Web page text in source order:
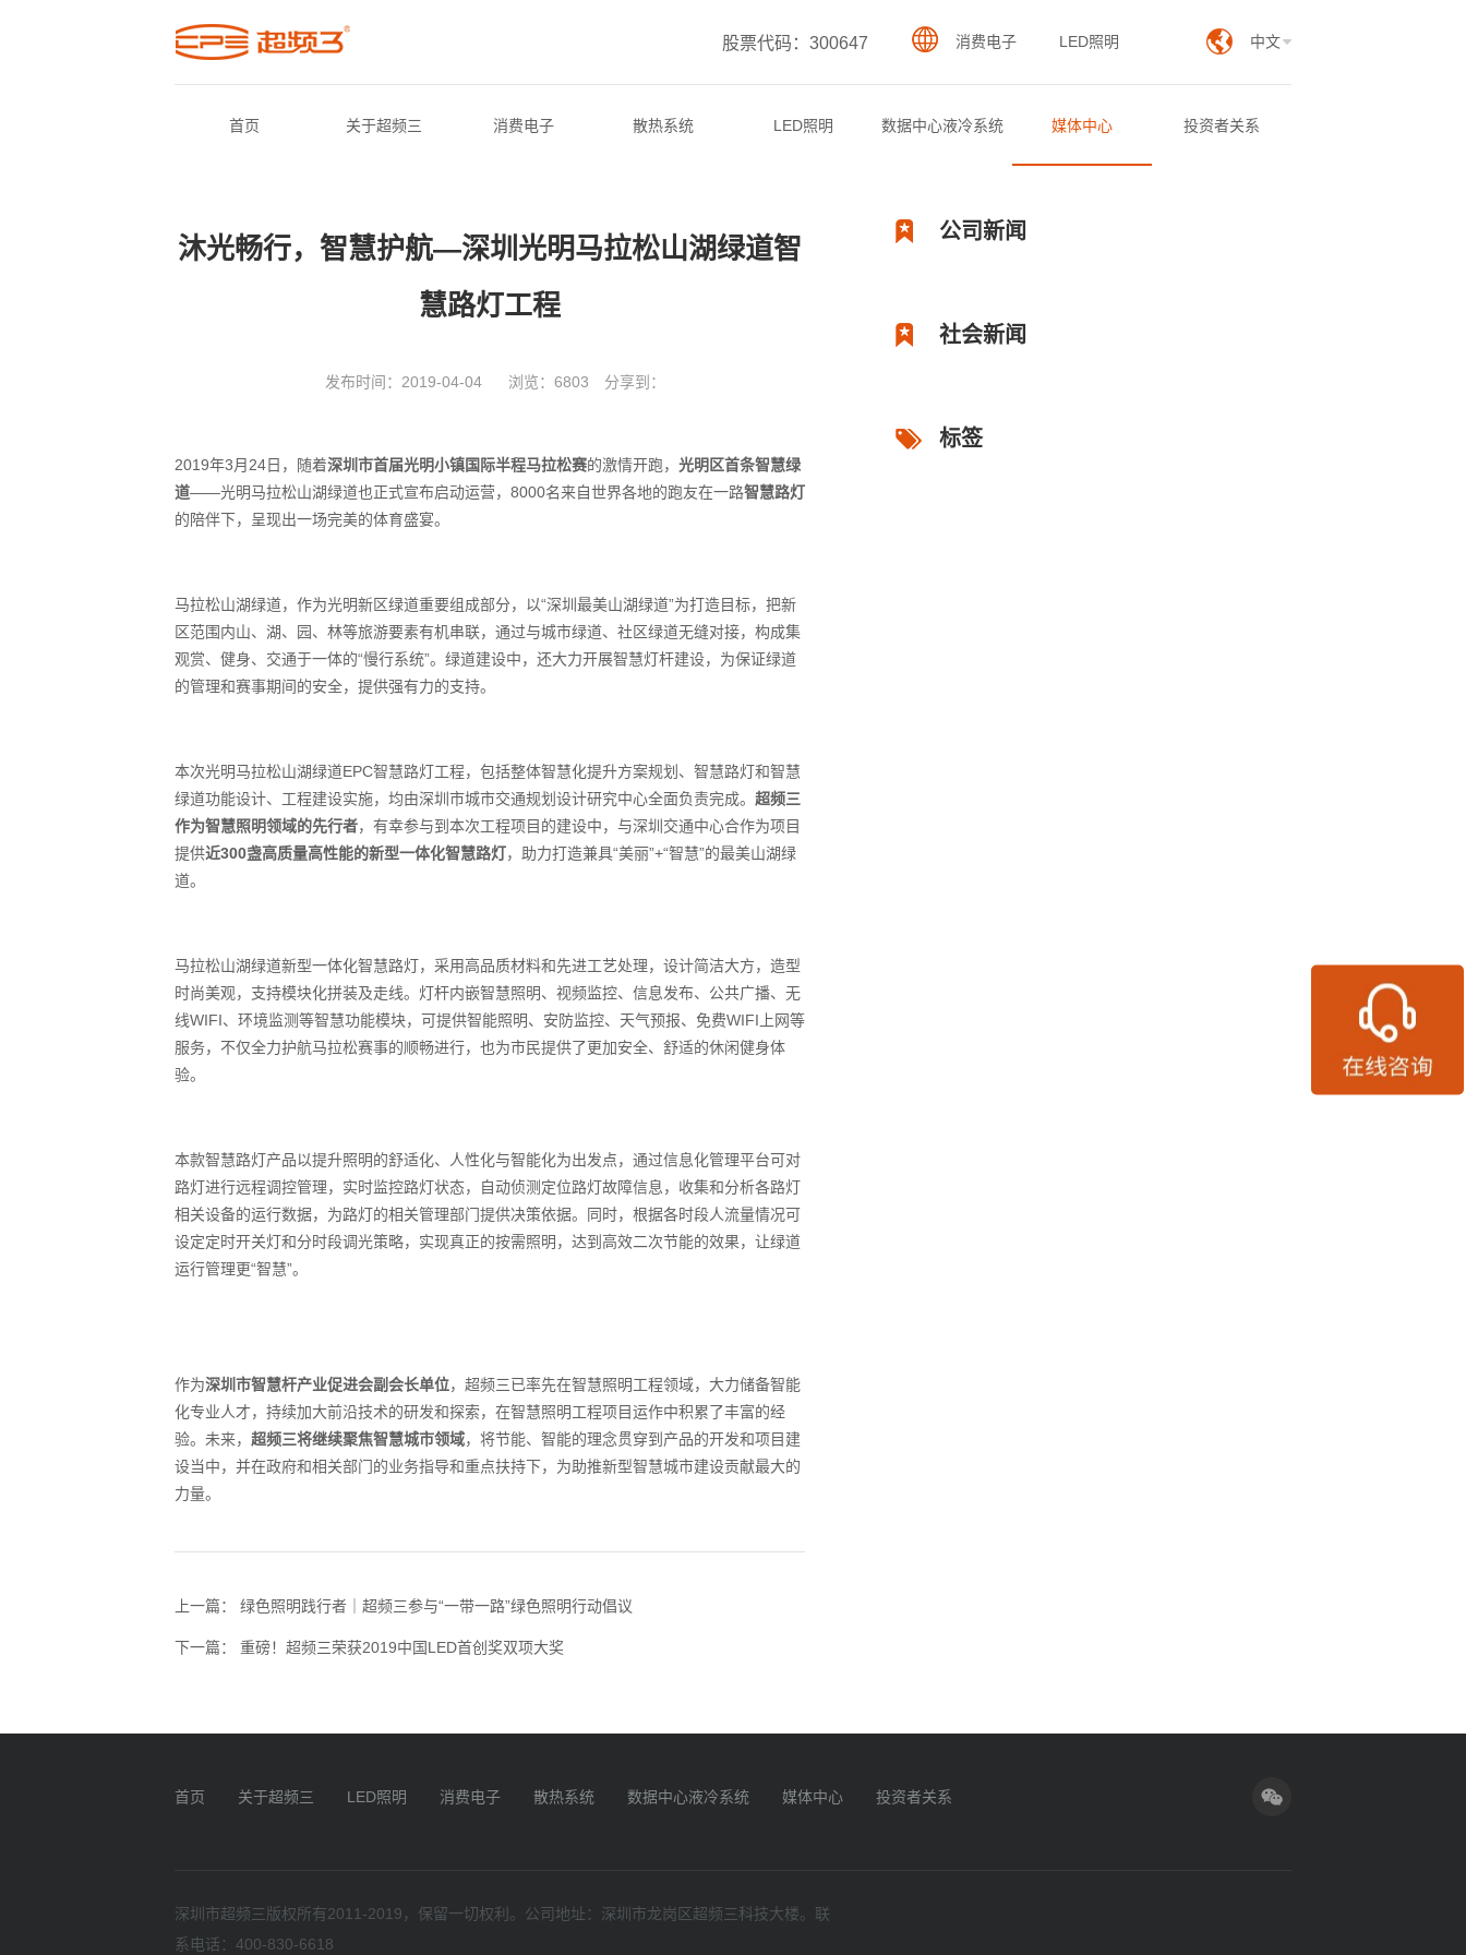
股票代码：300647 消费电子 LED照明 中文
首页 关于超频三 消费电子 散热系统 LED照明 数据中心液冷系统 媒体中心 投资者关系
公司新闻
社会新闻
标签
沐光畅行，智慧护航—深圳光明马拉松山湖绿道智
慧路灯工程
发布时间：2019-04-04 浏览：6803 分享到：
2019年3月24日，随着深圳市首届光明小镇国际半程马拉松赛的激情开跑， 光明区首条智慧绿
道——光明马拉松山湖绿道也正式宣布启动运营，8000名来自世界各地的跑友在一路智慧路灯
的陪伴下，呈现出一场完美的体育盛宴。
马拉松山湖绿道，作为光明新区绿道重要组成部分，以“深圳最美山湖绿道”为打造目标，把新
区范围内山、湖、园、林等旅游要素有机串联，通过与城市绿道、社区绿道无缝对接，构成集
观赏、健身、交通于一体的“慢行系统”。绿道建设中，还大力开展智慧灯杆建设，为保证绿道
的管理和赛事期间的安全，提供强有力的支持。
本次光明马拉松山湖绿道EPC智慧路灯工程，包括整体智慧化提升方案规划、智慧路灯和智慧
绿道功能设计、工程建设实施，均由深圳市城市交通规划设计研究中心全面负责完成。 超频三
作为智慧照明领域的先行者，有幸参与到本次工程项目的建设中，与深圳交通中心合作为项目
提供近300盏高质量高性能的新型一体化智慧路灯，助力打造兼具“美丽”+“智慧”的最美山湖绿
道。
马拉松山湖绿道新型一体化智慧路灯，采用高品质材料和先进工艺处理，设计简洁大方，造型
时尚美观，支持模块化拼装及走线。灯杆内嵌智慧照明、视频监控、信息发布、公共广播、无
线WIFI、环境监测等智慧功能模块，可提供智能照明、安防监控、天气预报、免费WIFI上网等
服务，不仅全力护航马拉松赛事的顺畅进行，也为市民提供了更加安全、舒适的休闲健身体
验。
本款智慧路灯产品以提升照明的舒适化、人性化与智能化为出发点，通过信息化管理平台可对
路灯进行远程调控管理，实时监控路灯状态，自动侦测定位路灯故障信息，收集和分析各路灯
相关设备的运行数据，为路灯的相关管理部门提供决策依据。同时，根据各时段人流量情况可
设定定时开关灯和分时段调光策略，实现真正的按需照明，达到高效二次节能的效果，让绿道
运行管理更“智慧”。
作为深圳市智慧杆产业促进会副会长单位，超频三已率先在智慧照明工程领域，大力储备智能
化专业人才，持续加大前沿技术的研发和探索，在智慧照明工程项目运作中积累了丰富的经
验。未来， 超频三将继续聚焦智慧城市领域，将节能、智能的理念贯穿到产品的开发和项目建
设当中，并在政府和相关部门的业务指导和重点扶持下，为助推新型智慧城市建设贡献最大的
力量。
上一篇： 绿色照明践行者｜超频三参与“一带一路”绿色照明行动倡议
下一篇： 重磅！超频三荣获2019中国LED首创奖双项大奖
首页 关于超频三 LED照明 消费电子 散热系统 数据中心液冷系统 媒体中心 投资者关系
深圳市超频三版权所有2011-2019，保留一切权利。公司地址：深圳市龙岗区超频三科技大楼。联
系电话：400-830-6618